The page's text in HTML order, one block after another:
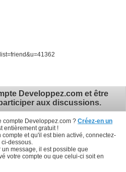
Developpez.com et être
aux discussions.
compte Developpez.com ? Créez-en un
entièrement gratuit !
et qu'il est bien activé, connectez-
dessous.
message, il est possible que
votre compte ou que celui-ci soit en